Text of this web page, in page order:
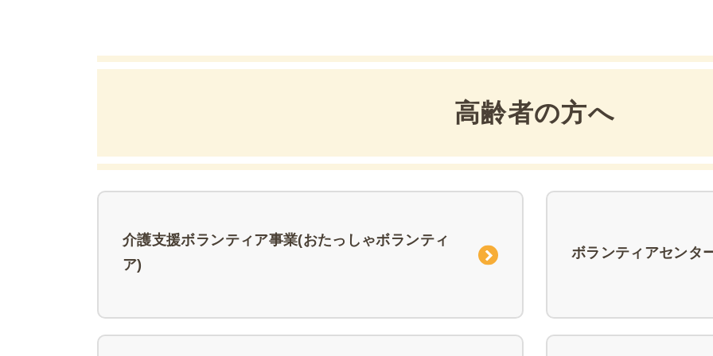
高齢者の方へ
介護支援ボランティア事業(おたっしゃボランティ
ア)
ボランティアセンタ